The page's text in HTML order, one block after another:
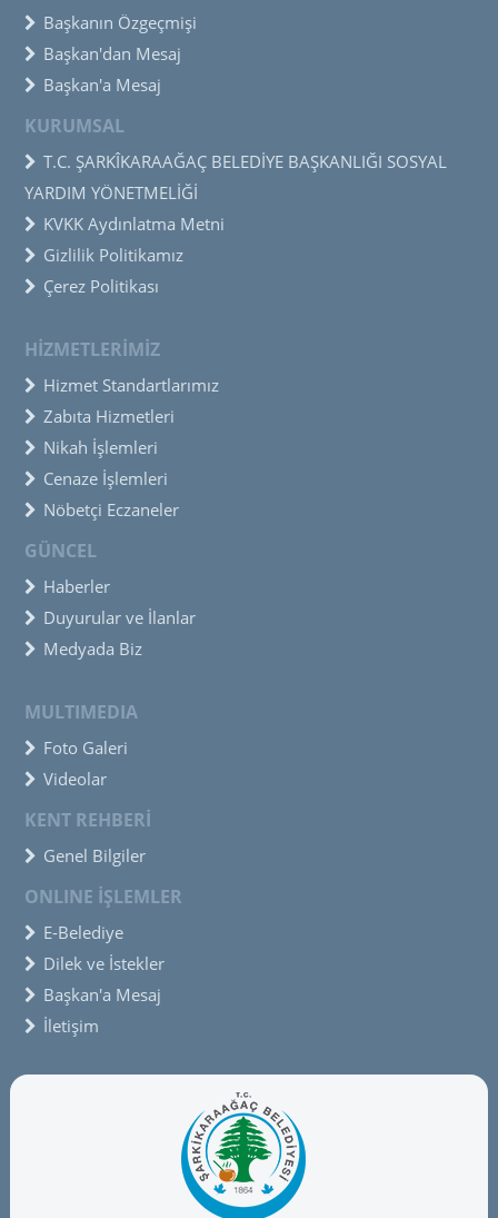
Başkanın Özgeçmişi
Başkan'dan Mesaj
Başkan'a Mesaj
KURUMSAL
T.C. ŞARKÎKARAAĞAÇ BELEDİYE BAŞKANLIĞI SOSYAL
YARDIM YÖNETMELİĞİ
KVKK Aydınlatma Metni
Gizlilik Politikamız
Çerez Politikası
HİZMETLERİMİZ
Hizmet Standartlarımız
Zabıta Hizmetleri
Nikah İşlemleri
Cenaze İşlemleri
Nöbetçi Eczaneler
GÜNCEL
Haberler
Duyurular ve İlanlar
Medyada Biz
MULTIMEDIA
Foto Galeri
Videolar
KENT REHBERİ
Genel Bilgiler
ONLINE İŞLEMLER
E-Belediye
Dilek ve İstekler
Başkan'a Mesaj
İletişim